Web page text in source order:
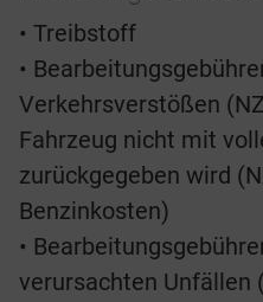
• Treibstoff
•
Verkehrsverstößen
Fahrzeug nicht mit
zurückgegeben wird
Benzinkosten)
•
verursachten Unfällen